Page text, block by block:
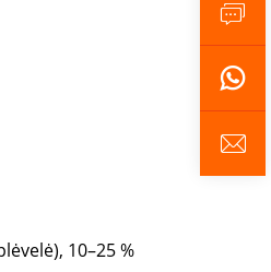
10–25 %